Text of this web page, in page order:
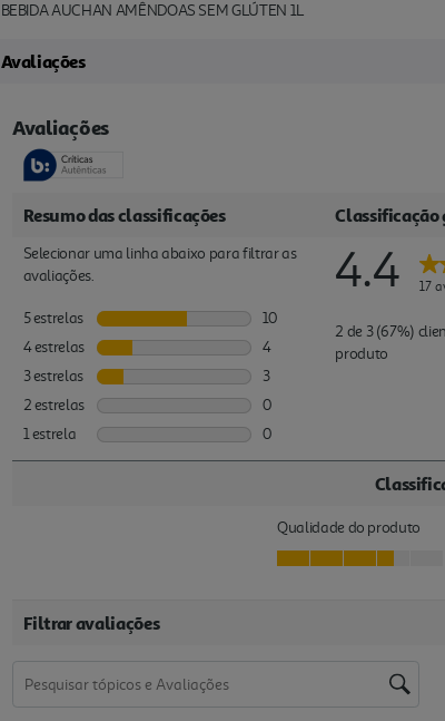
BEBIDA AUCHAN AMÊNDOAS SEM GLÚTEN 1L
Avaliações